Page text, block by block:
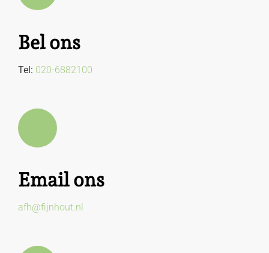
Bel ons
Tel: 020-6882100
Email ons
afh@fijnhout.nl